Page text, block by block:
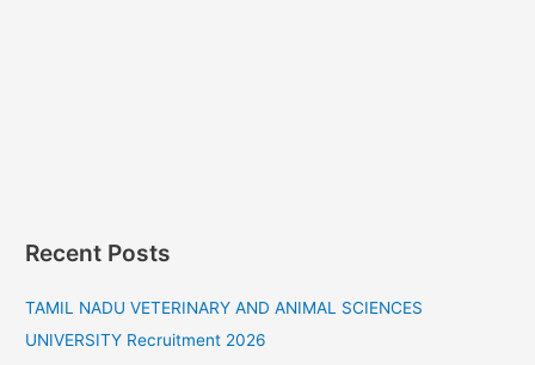
Recent Posts
TAMIL NADU VETERINARY AND ANIMAL SCIENCES
UNIVERSITY Recruitment 2026